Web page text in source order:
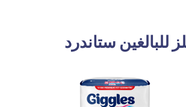
ستاندرد